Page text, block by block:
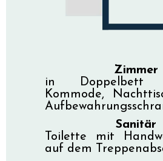
Zimmer
in Doppelbett
Kommode,
Sanitär
Toilette mit
auf dem